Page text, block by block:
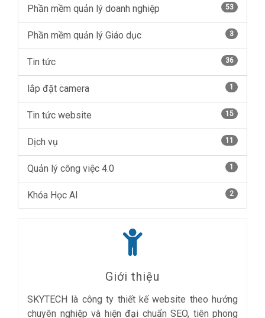
Phần mềm quản lý doanh nghiệp 53
Phần mềm quản lý Giáo dục 3
Tin tức 36
lắp đặt camera 1
Tin tức website 15
Dịch vụ 11
Quản lý công việc 4.0 1
Khóa Học AI 2
Giới thiệu
SKYTECH là công ty thiết kế website theo hướng
chuyên nghiệp và hiện đại chuẩn SEO, tiên phong